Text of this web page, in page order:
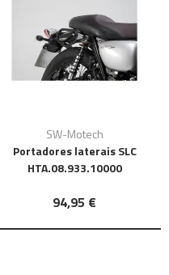
SW-Motech
Portadores laterais SLC
HTA.08.933.10000
94,95 €